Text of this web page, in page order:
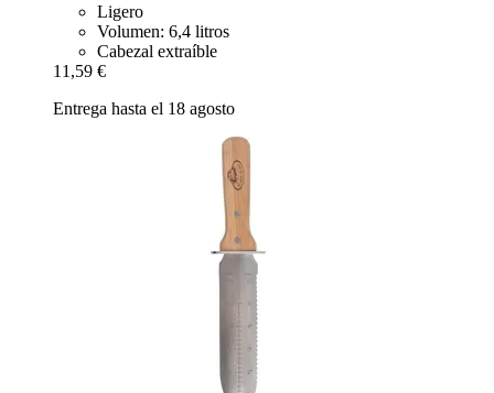
Ligero
Volumen: 6,4 litros
Cabezal extraíble
11,59 €
Entrega hasta el 18 agosto